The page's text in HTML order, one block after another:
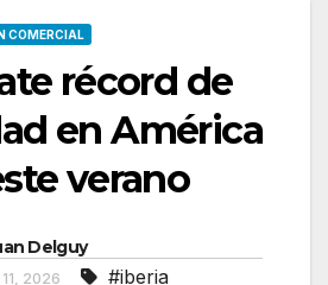
COMERCIAL
récord de
en América
verano
Delguy
11, 2026 #iberia